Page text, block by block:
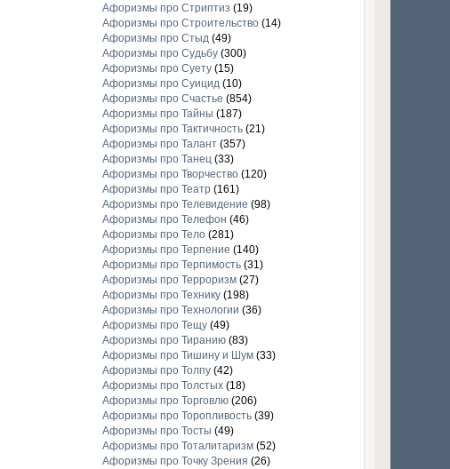
Афоризмы про Стриптиз (19)
Афоризмы про Строительство(14)
Афоризмы про Стыд(49)
Афоризмы про Судьбу(300)
Афоризмы про Суету(15)
Афоризмы про Суицид(10)
Афоризмы про Счастье (854)
Афоризмы про Тайны (187)
Афоризмы про Тактичность(21)
Афоризмы про Талант(357)
Афоризмы про Танец(33)
Афоризмы про Творчество(120)
Афоризмы про Театр(161)
Афоризмы про Телевидение (98)
Афоризмы про Телефон (46)
Афоризмы про Тело(281)
Афоризмы про Терпение (140)
Афоризмы про Терпимость(31)
Афоризмы про Терроризм(27)
Афоризмы про Технику(198)
Афоризмы про Технологии (36)
Афоризмы про Тещу(49)
Афоризмы про Тиранию(83)
Афоризмы про Тишину и Шум(33)
Афоризмы про Толпу(42)
Афоризмы про Толстых(18)
Афоризмы про Торговлю(206)
Афоризмы про Торопливость(39)
Афоризмы про Тосты (49)
Афоризмы про Тоталитаризм(52)
Афоризмы про Точку Зрения (26)